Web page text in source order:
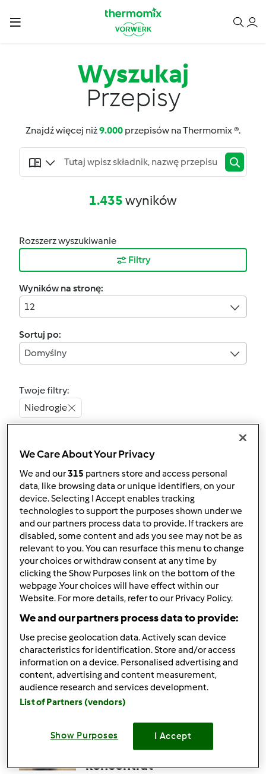
Wyszukaj
Przepisy
Znajdź więcej niż9.000 przepisów na Thermomix ®.
1.435wyników
Rozszerz wyszukiwanie
Filtry
Wyników na stronę:
12
Sortuj po:
Domyślny
Twoje filtry:
Niedrogie
4.8(18)
Urocze bułeczki na
sezon grillowy
przezSławomir Zabawa
17 82 -- 12 22min
4.7(18)
Pasztet Drobiowy z
Pomidorami i Imbirem
przezGość
1h 30min
(17)
Sok z pigwy -
koncentrat
We Care About Your Privacy
We and our315 partners store and access personal
data, like browsing data or unique identifiers, on your
device. Selecting I Accept enables tracking
technologies to support the purposes shown under we
and our partners process data to provide. If trackers are
disabled, some content and ads you see may not be as
relevant to you. You can resurface this menu to change
your choices or withdraw consent at any time by
clicking the Show Purposes link on the bottom of the
webpage .Your choices will have effect within our
Website. For more details, refer to our Privacy Policy.
We and our partners process data to provide:
Use precise geolocation data. Actively scan device
characteristics for identification. Store and/or access
information on a device. Personalised advertising and
content, advertising and content measurement,
audience research and services development.
List of Partners (vendors)
Show Purposes I Accept